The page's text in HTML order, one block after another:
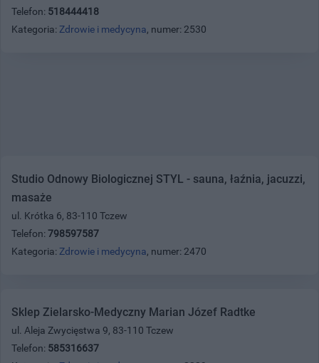
Telefon: 518444418
Kategoria: Zdrowie i medycyna, numer: 2530
Studio Odnowy Biologicznej STYL - sauna, łaźnia, jacuzzi,
masaże
ul. Krótka 6, 83-110 Tczew
Telefon: 798597587
Kategoria: Zdrowie i medycyna, numer: 2470
Sklep Zielarsko-Medyczny Marian Józef Radtke
ul. Aleja Zwycięstwa 9, 83-110 Tczew
Telefon: 585316637